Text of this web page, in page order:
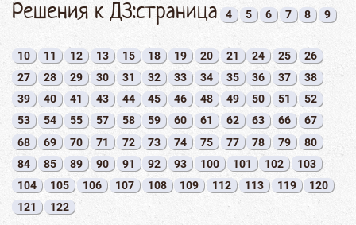
Решения к ДЗ:страница 4 5 6 7 8 9
10 11 12 13 15 18 19 20 21 24 25
26
27
28 29 30 31 32 33 34 35 36 37
38
39
40 41 43 44 45 46 48 49 50 51
52
53
54 55 57 58 59 60 61 62 63 66
67
68
69 70 71 72 73 74 75 77 78 79
80
84
85 89 90 91 92 93 100 101 102
103
104
105 106 107 108 109 112 113 119
120
121
122